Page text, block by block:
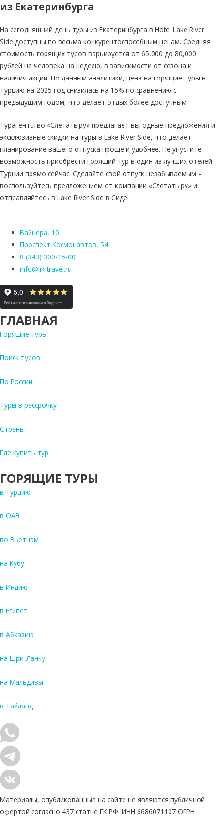
из Екатеринбурга
На сегодняшний день туры из Екатеринбурга в Hotel Lake River
Side доступны по весьма конкурентоспособным ценам. Средняя
стоимость горящих туров варьируется от 65,000 до 80,000
рублей на человека на неделю, в зависимости от сезона и
наличия акций. По данным аналитики, цена на горящие туры в
Турцию на 2025 год снизилась на 15% по сравнению с
предыдущим годом, что делает отдых более доступным.
Турагентство «Слетать.ру» предлагает выгодные предложения и
эксклюзивные скидки на туры в Lake River Side, что делает
планирование вашего отпуска проще и удобнее. Не упустите
возможность приобрести горящий тур в один из лучших отелей
Турции прямо сейчас. Сделайте свой отпуск незабываемым –
воспользуйтесь предложением от компании «Слетать.ру» и
отправляйтесь в Lake River Side в Сиде!
Вайнера, 10
Проспект Космонавтов, 54
8 (343) 300-15-00
info@lik-travel.ru
ГЛАВНАЯ
Горящие туры
Поиск туров
По России
Туры в рассрочку
Страны
Где купить тур
ГОРЯЩИЕ ТУРЫ
в Турцию
в ОАЭ
во Вьетнам
на Кубу
в Индию
в Египет
в Абхазию
на Шри-Ланку
на Мальдивы
в Тайланд
Материалы, опубликованные на сайте не являются публичной
офертой согласно 437 статье ГК РФ. ИНН 6686071107 ОГРН